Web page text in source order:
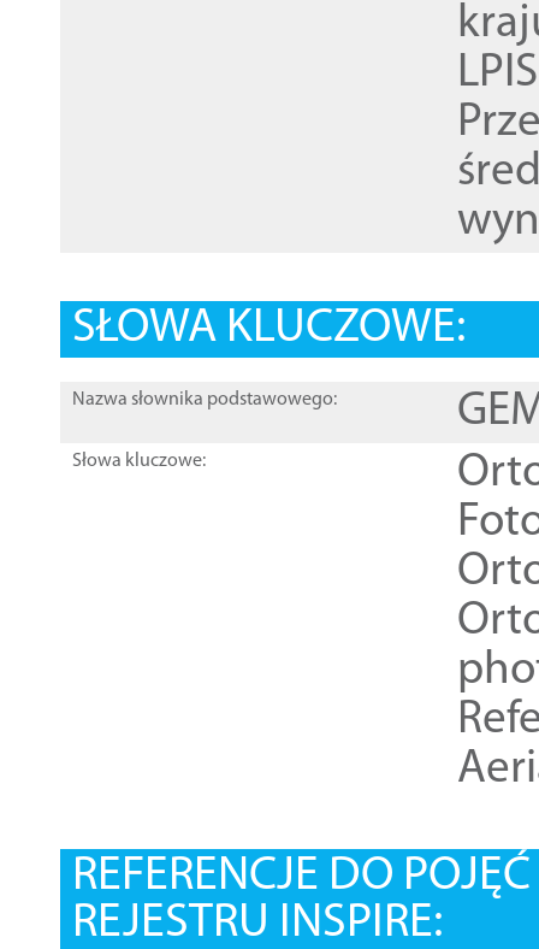
SŁOWA KLUCZOWE:
Nazwa słownika podstawowego:
Słowa kluczowe:
REFERENCJE DO
REJESTRU INSPIRE: